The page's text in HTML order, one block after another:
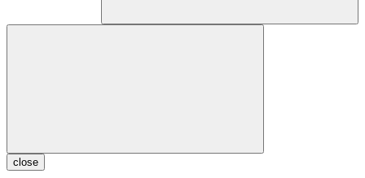
close